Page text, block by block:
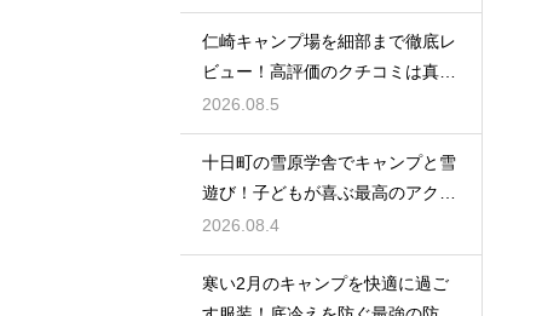
仁崎キャンプ場を細部まで徹底レ
ビュー！高評価のクチコミは真実
なのか？
2026.08.5
十日町の雪原学舎でキャンプと雪
遊び！子どもが喜ぶ最高のアクテ
ィビティ
2026.08.4
寒い2月のキャンプを快適に過ご